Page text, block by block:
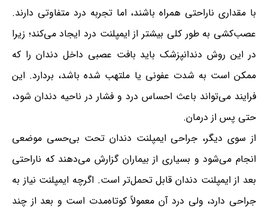
با مقداری ناراحتی همراه باشند، اما تجربه درد متفاوتی دارند.
عصب‌کشی به طور کلی بیشتر از ایمپلنت درد ایجاد می‌کند؛ زیرا
در این روش دندانپزشک باید بافت عصبی داخل دندان را که
ممکن است به شدت عفونی یا ملتهب شده باشد، بردارد. این
فرایند می‌تواند باعث احساس درد و فشار در ناحیه دندان شود،
حتی پس از درمان.
از سوی دیگر، جراحی ایمپلنت دندان تحت بی‌حسی موضعی
انجام می‌شود و بسیاری از بیماران گزارش می‌دهند که ناراحتی
بعد از ایمپلنت دندان قابل تحمل‌تر است. اگرچه ایمپلنت نیاز به
جراحی دارد، ولی درد آن معمولاً کوتاه‌مدت است و بعد از چند